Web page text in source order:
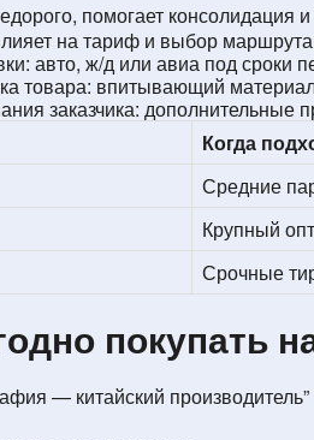
помогает
на тариф и выбор
авто, ж/д или авиа под сроки
товара: впитывающий
заказчика: дополнительные
Когда
Средние
Крупный
Срочные
покупать
— китайский